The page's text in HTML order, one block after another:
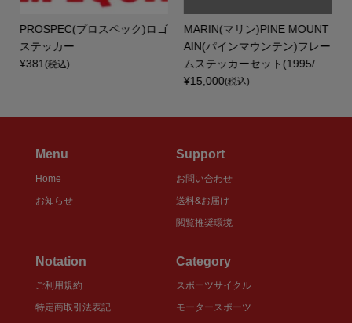
PROSPEC(プロスペック)ロゴ
ステッカー
¥381(税込)
MARIN(マリン)PINE MOUNT
AIN(パインマウンテン)フレー
ムステッカーセット(1995/...
¥15,000(税込)
Menu
Home
お知らせ
Support
お問い合わせ
送料&お届け
閲覧推奨環境
Notation
ご利用規約
特定商取引法表記
Category
スポーツサイクル
モータースポーツ